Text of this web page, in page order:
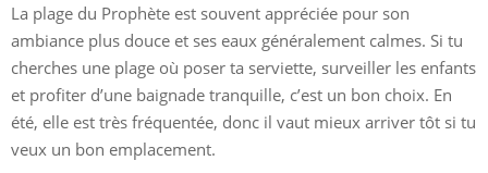
La plage du Prophète est souvent appréciée pour son
ambiance plus douce et ses eaux généralement calmes. Si tu
cherches une plage où poser ta serviette, surveiller les enfants
et profiter d’une baignade tranquille, c’est un bon choix. En
été, elle est très fréquentée, donc il vaut mieux arriver tôt si tu
veux un bon emplacement.